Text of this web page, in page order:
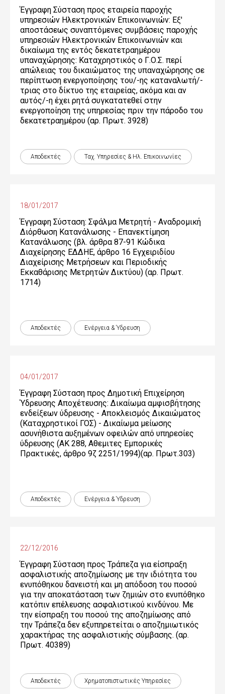
Έγγραφη Σύσταση προς εταιρεία παροχής
υπηρεσιών Ηλεκτρονικών Επικοινωνιών: Εξ'
αποστάσεως συναπτόμενες συμβάσεις παροχής
υπηρεσιών Ηλεκτρονικών Επικοινωνιών και
δικαίωμα της εντός δεκατετραημέρου
υπαναχώρησης: Καταχρηστικός ο Γ.Ο.Σ. περί
απώλειας του δικαιώματος της υπαναχώρησης σε
περίπτωση ενεργοποίησης του/-ης καταναλωτή/-
τριας στο δίκτυο της εταιρείας, ακόμα και αν
αυτός/-η έχει ρητά συγκατατεθεί στην
ενεργοποίηση της υπηρεσίας πριν την πάροδο του
δεκατετραημέρου (αρ. Πρωτ. 3928)
Αποδεκτές Ταχ. Υπηρεσίες & Ηλ. Επικοινωνίες
18/01/2017
Έγγραφη Σύσταση: Σφάλμα Μετρητή - Αναδρομική
Διόρθωση Κατανάλωσης - Επανεκτίμηση
Κατανάλωσης (βλ. άρθρα 87-91 Κώδικα
Διαχείρησης ΕΔΔΗΕ, άρθρο 16 Εγχειριδίου
Διαχείρισης Μετρήσεων και Περιοδικής
Εκκαθάρισης Μετρητών Δικτύου) (αρ. Πρωτ.
1714)
Αποδεκτές Ενέργεια & Ύδρευση
04/01/2017
Έγγραφη Σύσταση προς Δημοτική Επιχείρηση
Ύδρευσης Αποχέτευσης: Δικαίωμα αμφισβήτησης
ενδείξεων ύδρευσης - Αποκλεισμός Δικαιώματος
(Καταχρηστικοί ΓΟΣ) - Δικαίωμα μείωσης
ασυνήθιστα αυξημένων οφειλών από υπηρεσίες
ύδρευσης (ΑΚ 288, Αθεμιτες Εμπορικές
Πρακτικές, άρθρο 9ζ 2251/1994)(αρ. Πρωτ.303)
Αποδεκτές Ενέργεια & Ύδρευση
22/12/2016
Έγγραφη Σύσταση προς Τράπεζα για είσπραξη
ασφαλιστικής αποζημίωσης με την ιδιότητα του
ενυπόθηκου δανειστή και μη απόδοση του ποσού
για την αποκατάσταση των ζημιών στο ενυπόθηκο
κατόπιν επέλευσης ασφαλιστικού κινδύνου. Mε
την είσπραξη του ποσού της αποζημίωσης από
την Τράπεζα δεν εξυπηρετείται ο αποζημιωτικός
χαρακτήρας της ασφαλιστικής σύμβασης. (αρ.
Πρωτ. 40389)
Αποδεκτές Χρηματοπιστωτικές Yπηρεσίες